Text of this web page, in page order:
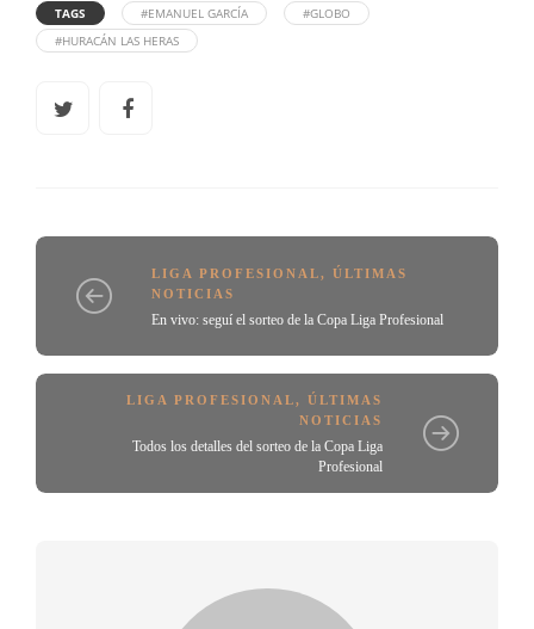
TAGS #EMANUEL GARCÍA
#GLOBO
#HURACÁN LAS HERAS
LIGA PROFESIONAL, ÚLTIMAS
NOTICIAS
En vivo: seguí el sorteo de la Copa Liga Profesional
LIGA PROFESIONAL, ÚLTIMAS
NOTICIAS
Todos los detalles del sorteo de la Copa Liga
Profesional